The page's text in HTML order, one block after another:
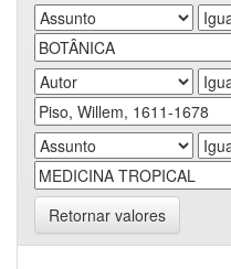
Retornar valores